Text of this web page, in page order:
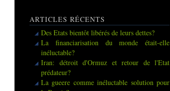
ARTICLES RÉCENTS
Des Etats bientôt libérés de leurs dettes?
La financiarisation du monde était-elle
inéluctable?
Iran: détroit d'Ormuz et retour de l'Etat
prédateur?
La gueere comme inéluctable solution pour